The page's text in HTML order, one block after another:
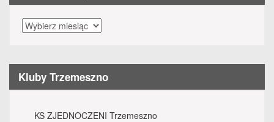
Archiwalne
wydarzenia
Kluby Trzemeszno
KS ZJEDNOCZENI Trzemeszno